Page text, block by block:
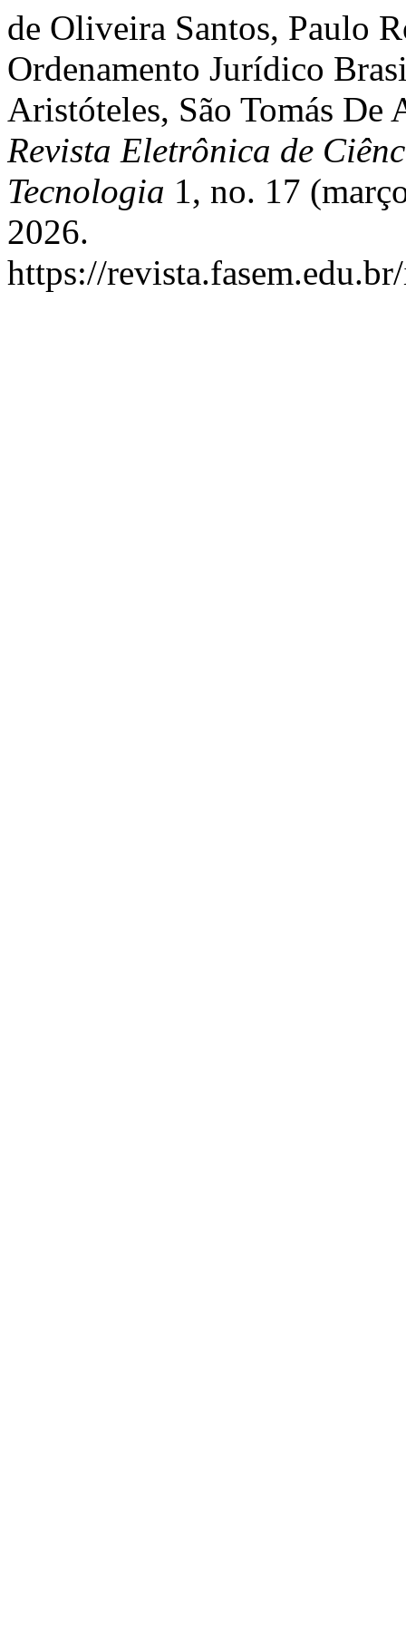
de Oliveira Santos, Paulo
Ordenamento Jurídico
Aristóteles, São Tomás De
Revista Eletrônica de
Tecnologia 1, no. 17
2026.
https://